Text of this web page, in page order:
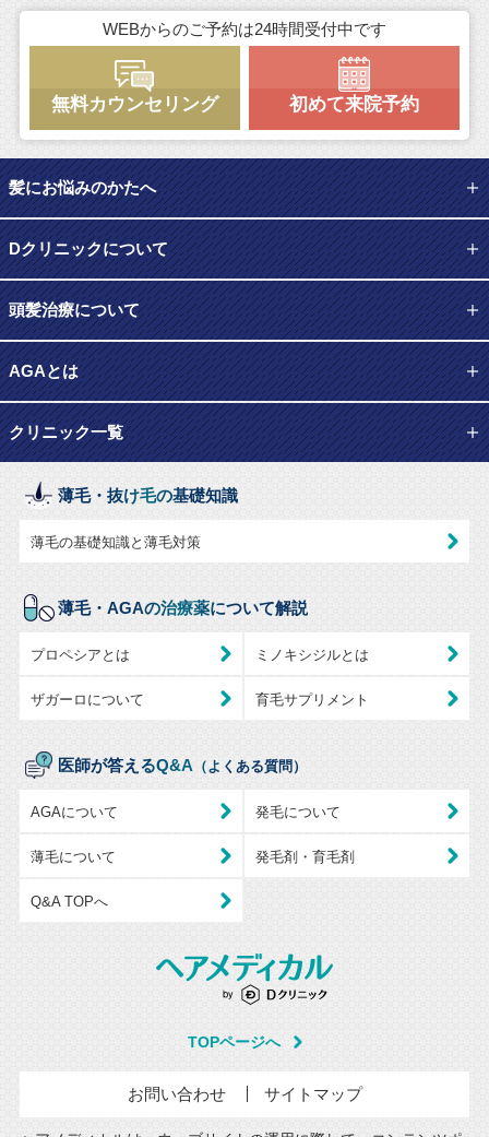
WEBからのご予約は24時間受付中です
無料カウンセリング 初めて来院予約
髪にお悩みのかたへ
Dクリニックについて
頭髪治療について
AGAとは
クリニック一覧
薄毛・抜け毛の基礎知識
薄毛の基礎知識と薄毛対策
薄毛・AGAの治療薬について解説
プロペシアとは ミノキシジルとは
ザガーロについて 育毛サプリメント
医師が答えるQ&A（よくある質問）
AGAについて 発毛について
薄毛について 発毛剤・育毛剤
Q&A TOPへ
TOPページへ
お問い合わせ サイトマップ